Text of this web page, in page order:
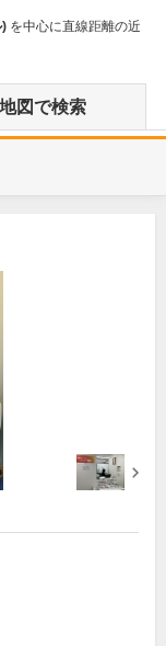
) を中心に直線距離の近
地図で検索